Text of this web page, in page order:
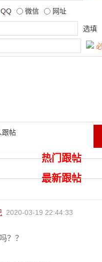
QQ 微信 网址
选填
跟帖
热门跟帖
最新跟帖
2020-03-19 22:44:33
？？